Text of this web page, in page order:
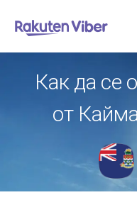
Как да се
от